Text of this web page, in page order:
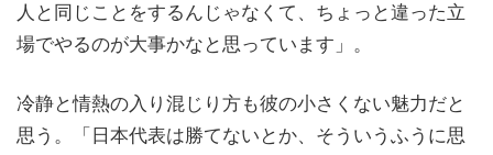
人と同じことをするんじゃなくて、ちょっと違った立
場でやるのが大事かなと思っています」。
冷静と情熱の入り混じり方も彼の小さくない魅力だと
思う。「日本代表は勝てないとか、そういうふうに思